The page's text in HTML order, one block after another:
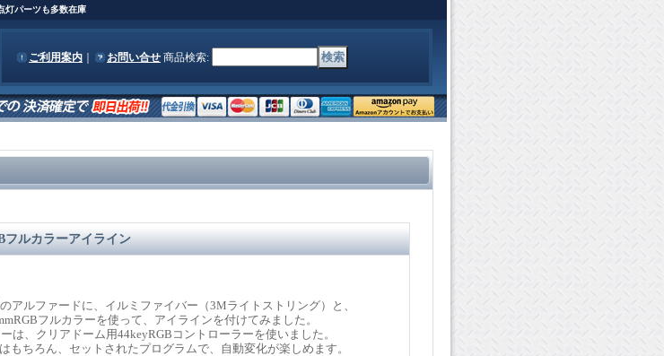
パーツも多数在庫
ご利用案内 お問い合せ 商品検索:
ルカラーアイライン
アルファードに、イルミファイバー（3Mライトストリング）と、
フルカラーを使って、アイラインを付けてみました。
は、クリアドーム用44keyRGBコントローラーを使いました。
もちろん、セットされたプログラムで、自動変化が楽しめます。